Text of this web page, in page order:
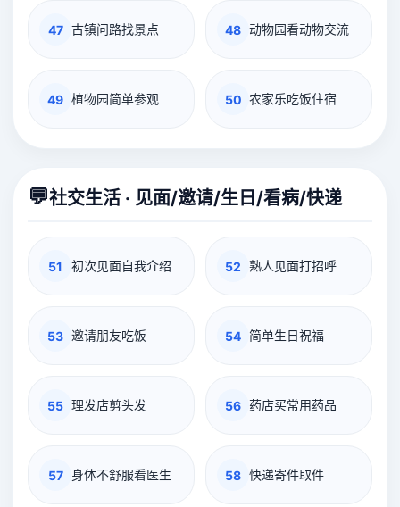
47 古镇问路找景点 48 动物园看动物交流
49 植物园简单参观 50 农家乐吃饭住宿
💬社交生活 · 见面/邀请/生日/看病/快递
51 初次见面自我介绍 52 熟人见面打招呼
53 邀请朋友吃饭 54 简单生日祝福
55 理发店剪头发 56 药店买常用药品
57 身体不舒服看医生 58 快递寄件取件